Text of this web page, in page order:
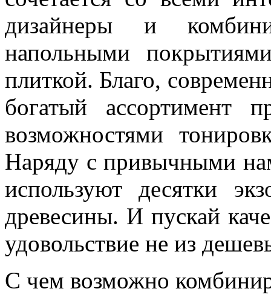
дизайнеры и
напольными
плиткой. Благо,
богатый ассортимент
возможностями
Наряду с привычными
используют десятки
древесины. И пускай
удовольствие не из
С чем возможно